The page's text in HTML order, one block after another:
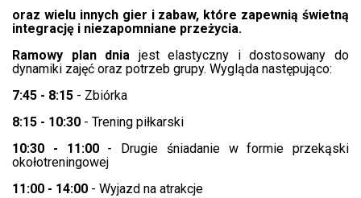
oraz wielu innych gier i zabaw, które zapewnią świetną
integrację i niezapomniane przeżycia.
Ramowy plan dnia jest elastyczny i dostosowany do
dynamiki zajęć oraz potrzeb grupy. Wygląda następująco:
7:45 - 8:15 - Zbiórka
8:15 - 10:30 - Trening piłkarski
10:30 - 11:00- Drugie śniadanie w formie przekąski
okołotreningowej
11:00 - 14:00 - Wyjazd na atrakcje